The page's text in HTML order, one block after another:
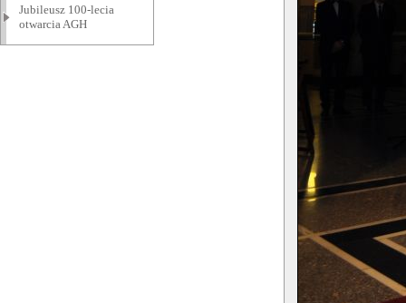
Jubileusz 100-lecia
otwarcia AGH